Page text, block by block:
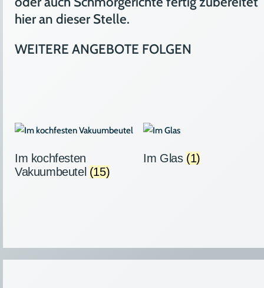
hier an dieser Stelle.
WEITERE ANGEBOTE FOLGEN
Im kochfesten
Vakuumbeutel (15)
Im Glas (1)